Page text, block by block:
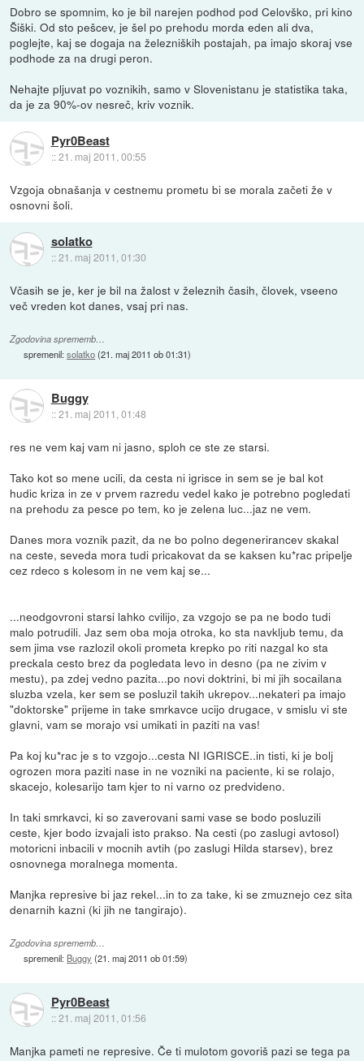
Dobro se spomnim, ko je bil narejen podhod pod Celovško, pri kino
Šiški. Od sto pešcev, je šel po prehodu morda eden ali dva,
poglejte, kaj se dogaja na železniških postajah, pa imajo skoraj vse
podhode za na drugi peron.
Nehajte pljuvat po voznikih, samo v Slovenistanu je statistika taka,
da je za 90%-ov nesreč, kriv voznik.
Pyr0Beast
::21. maj 2011, 00:55
Vzgoja obnašanja v cestnemu prometu bi se morala začeti že v
osnovni šoli.
solatko
::21. maj 2011, 01:30
Včasih se je, ker je bil na žalost v železnih časih, človek, vseeno
več vreden kot danes, vsaj pri nas.
Zgodovina sprememb…
spremenil:solatko(21. maj 2011 ob 01:31)
Buggy
::21. maj 2011, 01:48
res ne vem kaj vam ni jasno, sploh ce ste ze starsi.
Tako kot so mene ucili, da cesta ni igrisce in sem se je bal kot
hudic kriza in ze v prvem razredu vedel kako je potrebno pogledati
na prehodu za pesce po tem, ko je zelena luc...jaz ne vem.
Danes mora voznik pazit, da ne bo polno degenerirancev skakal
na ceste, seveda mora tudi pricakovat da se kaksen ku*rac pripelje
cez rdeco s kolesom in ne vem kaj se...
...neodgovroni starsi lahko cvilijo, za vzgojo se pa ne bodo tudi
malo potrudili. Jaz sem oba moja otroka, ko sta navkljub temu, da
sem jima vse razlozil okoli prometa krepko po riti nazgal ko sta
preckala cesto brez da pogledata levo in desno (pa ne zivim v
mestu), pa zdej vedno pazita...po novi doktrini, bi mi jih socailana
sluzba vzela, ker sem se posluzil takih ukrepov...nekateri pa imajo
"doktorske" prijeme in take smrkavce ucijo drugace, v smislu vi ste
glavni, vam se morajo vsi umikati in paziti na vas!
Pa koj ku*rac je s to vzgojo...cesta NI IGRISCE..in tisti, ki je bolj
ogrozen mora paziti nase in ne vozniki na paciente, ki se rolajo,
skacejo, kolesarijo tam kjer to ni varno oz predvideno.
In taki smrkavci, ki so zaverovani sami vase se bodo posluzili
ceste, kjer bodo izvajali isto prakso. Na cesti (po zaslugi avtosol)
motoricni inbacili v mocnih avtih (po zaslugi Hilda starsev), brez
osnovnega moralnega momenta.
Manjka represive bi jaz rekel...in to za take, ki se zmuznejo cez sita
denarnih kazni (ki jih ne tangirajo).
Zgodovina sprememb…
spremenil: Buggy (21. maj 2011 ob 01:59)
Pyr0Beast
::21. maj 2011, 01:56
Manjka pameti ne represive. Če ti mulotom govoriš pazi se tega pa